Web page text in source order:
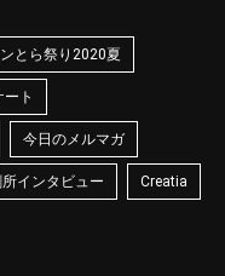
とら祭り2020夏
ート
今日のメルマガ
インタビュー Creatia